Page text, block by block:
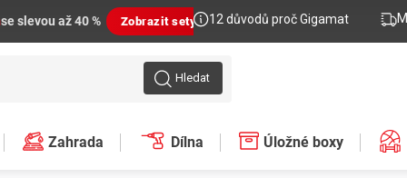
se slevou až 40 % Zobrazit sety 12 důvodů proč Gigamat
Hledat
Zahrada Dílna Úložné boxy